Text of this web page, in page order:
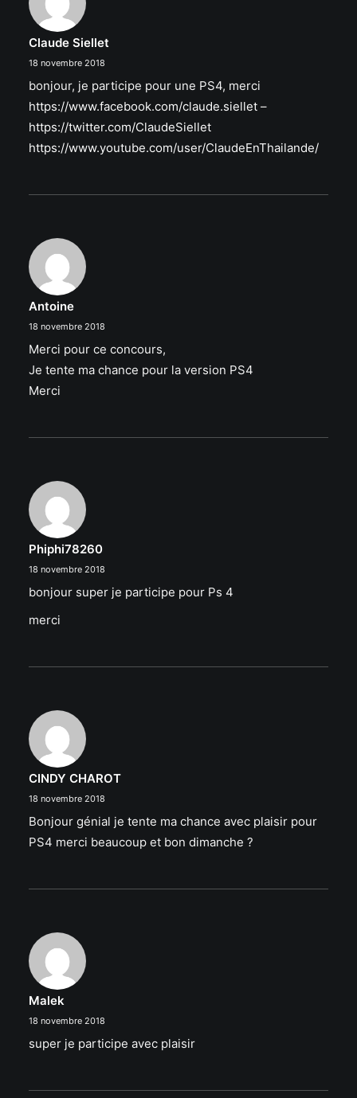
Claude Siellet
18 novembre 2018
bonjour, je participe pour une PS4, merci
https://www.facebook.com/claude.siellet –
https://twitter.com/ClaudeSiellet
https://www.youtube.com/user/ClaudeEnThailande/
Antoine
18 novembre 2018
Merci pour ce concours,
Je tente ma chance pour la version PS4
Merci
Phiphi78260
18 novembre 2018
bonjour super je participe pour Ps 4
merci
CINDY CHAROT
18 novembre 2018
Bonjour génial je tente ma chance avec plaisir pour
PS4 merci beaucoup et bon dimanche ?
Malek
18 novembre 2018
super je participe avec plaisir